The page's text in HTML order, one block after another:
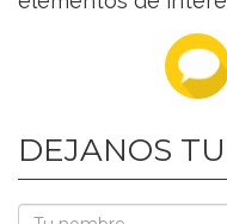
DEJANOS